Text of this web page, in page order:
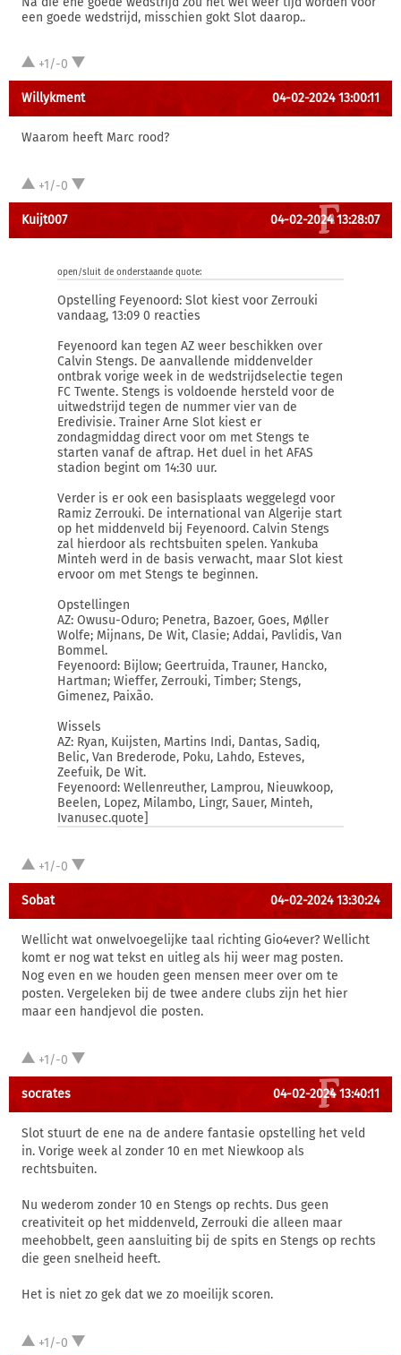
een goede wedstrijd, misschien gokt Slot daarop..
+1/-0
Willykment 04-02-2024 13:00:11
Waarom heeft Marc rood?
+1/-0
Kuijt007 04-02-2024 13:28:07
open/sluit de onderstaande quote:
Opstelling Feyenoord: Slot kiest voor Zerrouki
vandaag, 13:09 0 reacties
Feyenoord kan tegen AZ weer beschikken over
Calvin Stengs. De aanvallende middenvelder
ontbrak vorige week in de wedstrijdselectie tegen
FC Twente. Stengs is voldoende hersteld voor de
uitwedstrijd tegen de nummer vier van de
Eredivisie. Trainer Arne Slot kiest er
zondagmiddag direct voor om met Stengs te
starten vanaf de aftrap. Het duel in het AFAS
stadion begint om 14:30 uur.
Verder is er ook een basisplaats weggelegd voor
Ramiz Zerrouki. De international van Algerije start
op het middenveld bij Feyenoord. Calvin Stengs
zal hierdoor als rechtsbuiten spelen. Yankuba
Minteh werd in de basis verwacht, maar Slot kiest
ervoor om met Stengs te beginnen.
Opstellingen
AZ: Owusu-Oduro; Penetra, Bazoer, Goes, Møller
Wolfe; Mijnans, De Wit, Clasie; Addai, Pavlidis, Van
Bommel.
Feyenoord: Bijlow; Geertruida, Trauner, Hancko,
Hartman; Wieffer, Zerrouki, Timber; Stengs,
Gimenez, Paixão.
Wissels
AZ: Ryan, Kuijsten, Martins Indi, Dantas, Sadiq,
Belic, Van Brederode, Poku, Lahdo, Esteves,
Zeefuik, De Wit.
Feyenoord: Wellenreuther, Lamprou, Nieuwkoop,
Beelen, Lopez, Milambo, Lingr, Sauer, Minteh,
Ivanusec.quote]
+1/-0
Sobat 04-02-2024 13:30:24
Wellicht wat onwelvoegelijke taal richting Gio4ever? Wellicht
komt er nog wat tekst en uitleg als hij weer mag posten.
Nog even en we houden geen mensen meer over om te
posten. Vergeleken bij de twee andere clubs zijn het hier
maar een handjevol die posten.
+1/-0
socrates 04-02-2024 13:40:11
Slot stuurt de ene na de andere fantasie opstelling het veld
in. Vorige week al zonder 10 en met Niewkoop als
rechtsbuiten.
Nu wederom zonder 10 en Stengs op rechts. Dus geen
creativiteit op het middenveld, Zerrouki die alleen maar
meehobbelt, geen aansluiting bij de spits en Stengs op rechts
die geen snelheid heeft.
Het is niet zo gek dat we zo moeilijk scoren.
+1/-0